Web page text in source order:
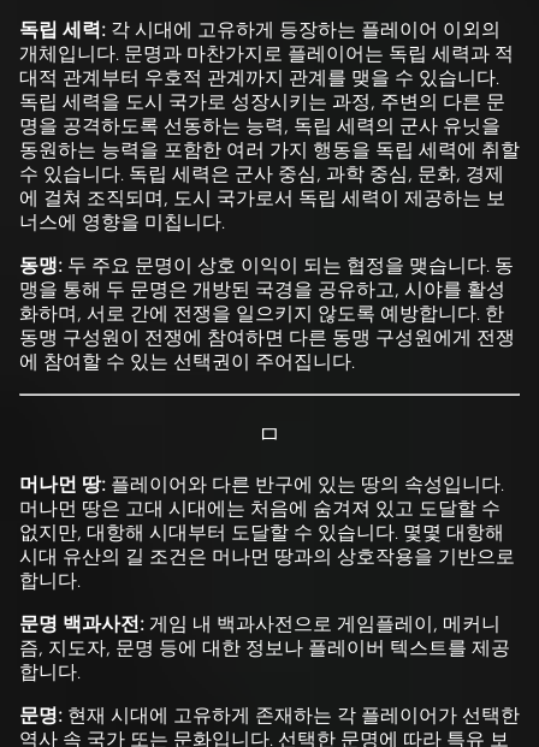
독립 세력: 각 시대에 고유하게 등장하는 플레이어 이외의
개체입니다. 문명과 마찬가지로 플레이어는 독립 세력과 적
대적 관계부터 우호적 관계까지 관계를 맺을 수 있습니다.
독립 세력을 도시 국가로 성장시키는 과정, 주변의 다른 문
명을 공격하도록 선동하는 능력, 독립 세력의 군사 유닛을
동원하는 능력을 포함한 여러 가지 행동을 독립 세력에 취할
수 있습니다. 독립 세력은 군사 중심, 과학 중심, 문화, 경제
에 걸쳐 조직되며, 도시 국가로서 독립 세력이 제공하는 보
너스에 영향을 미칩니다.
동맹: 두 주요 문명이 상호 이익이 되는 협정을 맺습니다. 동
맹을 통해 두 문명은 개방된 국경을 공유하고, 시야를 활성
화하며, 서로 간에 전쟁을 일으키지 않도록 예방합니다. 한
동맹 구성원이 전쟁에 참여하면 다른 동맹 구성원에게 전쟁
에 참여할 수 있는 선택권이 주어집니다.
ㅁ
머나먼 땅: 플레이어와 다른 반구에 있는 땅의 속성입니다.
머나먼 땅은 고대 시대에는 처음에 숨겨져 있고 도달할 수
없지만, 대항해 시대부터 도달할 수 있습니다. 몇몇 대항해
시대 유산의 길 조건은 머나먼 땅과의 상호작용을 기반으로
합니다.
문명 백과사전: 게임 내 백과사전으로 게임플레이, 메커니
즘, 지도자, 문명 등에 대한 정보나 플레이버 텍스트를 제공
합니다.
문명: 현재 시대에 고유하게 존재하는 각 플레이어가 선택한
역사 속 국가 또는 문화입니다. 선택한 문명에 따라 특유 보